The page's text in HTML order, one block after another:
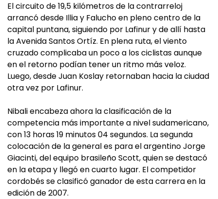
El circuito de 19,5 kilómetros de la contrarreloj
arrancó desde Illia y Falucho en pleno centro de la
capital puntana, siguiendo por Lafinur y de allí hasta
la Avenida Santos Ortíz. En plena ruta, el viento
cruzado complicaba un poco a los ciclistas aunque
en el retorno podían tener un ritmo más veloz.
Luego, desde Juan Koslay retornaban hacia la ciudad
otra vez por Lafinur.
Nibali encabeza ahora la clasificación de la
competencia más importante a nivel sudamericano,
con 13 horas 19 minutos 04 segundos. La segunda
colocación de la general es para el argentino Jorge
Giacinti, del equipo brasileño Scott, quien se destacó
en la etapa y llegó en cuarto lugar. El competidor
cordobés se clasificó ganador de esta carrera en la
edición de 2007.